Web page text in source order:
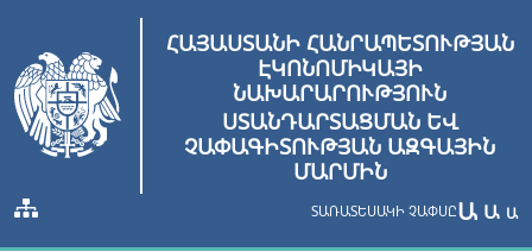
ՀԱՅԱՍՏԱՆԻ ՀԱՆՐԱՊԵՏՈՒԹՅԱՆ
ԷԿՈՆՈՄԻԿԱՅԻ
ՆԱԽԱՐԱՐՈՒԹՅՈՒՆ
ՍՏԱՆԴԱՐՏԱՑՄԱՆ ԵՎ
ՉԱՓԱԳԻՏՈՒԹՅԱՆ ԱԶԳԱՅԻՆ
ՄԱՐՄԻՆ
ՏԱՌԱՏԵՍԱԿԻ ՉԱՓՍԸԱ Ա Ա